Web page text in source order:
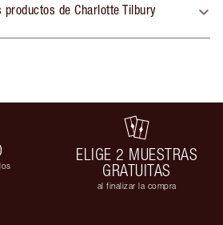
de Charlotte Tilbury
ELIGE 2 MUESTRAS
GRATUITAS
al finalizar la compra